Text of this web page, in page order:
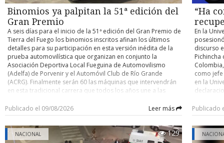
y
Binomios ya palpitan la 51ª edición del
Gran Premio
A seis días para el inicio de la 51ª edición del Gran Premio de
Tierra del Fuego los binomios inscritos afinan los últimos
detalles para su participación en esta versión inédita de la
prueba automovilística que organizan en conjunto la
Asociación Deportiva Local Fueguina de Automovilismo
(Adelfa) de Porvenir y el Automóvil Club de Río Grande
(ACRG). Finalmente serán 60 las máquinas que intervendrán
en esta tradicional carrera que todos los años une a las
vuelta, con partida y llegada este año en la capital fueguina.
Como es ya conocido, para esta versión los organizadores
determinaron que la carrera se dispute por etapas,
reemplazando lo que se realizaba hasta la edición pasada
que era de bandera a bandera y sin detenciones entremedio
Publicado el 09/08/2026 Leer más
“Ha
En la
discurso
Pichincha
como
en la
nacional”
país. En
Ha
autoridad
Publicado
NACIONAL 129